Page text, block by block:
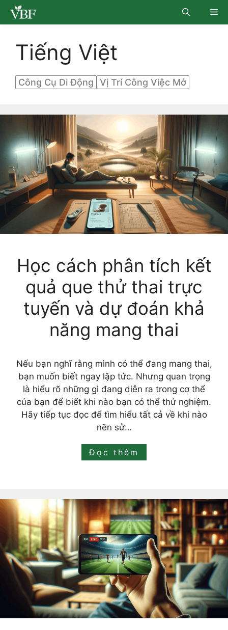
Skip
Tiếng Việt
Công Cụ Di Động Vị Trí Công Việc Mở
Học cách phân tích kết
quả que thử thai trực
tuyến và dự đoán khả
năng mang thai
Nếu bạn nghĩ rằng mình có thể đang mang thai,
bạn muốn biết ngay lập tức. Nhưng quan trọng
là hiểu rõ những gì đang diễn ra trong cơ thể
của bạn để biết khi nào bạn có thể thử nghiệm.
Hãy tiếp tục đọc để tìm hiểu tất cả về khi nào
nên sử…
Đọc thêm